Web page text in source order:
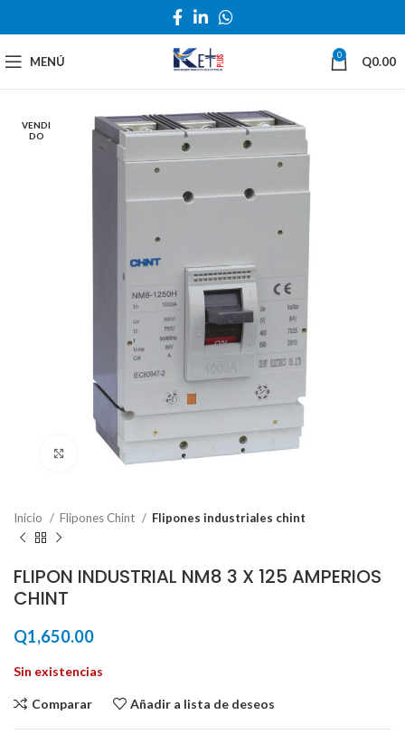
MENÚ 0 Q0.00
VENDI
DO
Haga Click para agrandar
Inicio Flipones Chint Flipones industriales chint
FLIPON INDUSTRIAL NM8 3 X 125 AMPERIOS
CHINT
Q1,650.00
Sin existencias
Comparar Añadir a lista de deseos